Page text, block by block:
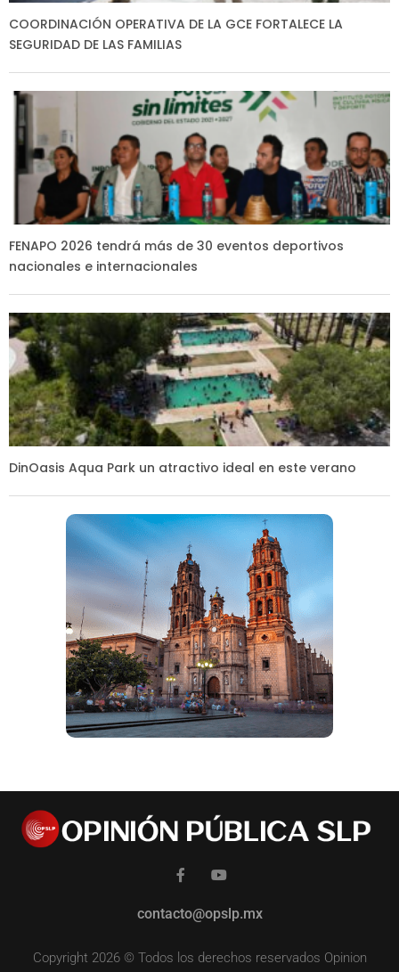
COORDINACIÓN OPERATIVA DE LA GCE FORTALECE LA
SEGURIDAD DE LAS FAMILIAS
FENAPO 2026 tendrá más de 30 eventos deportivos
nacionales e internacionales
DinOasis Aqua Park un atractivo ideal en este verano
contacto@opslp.mx
Copyright 2026 © Todos los derechos reservados Opinion